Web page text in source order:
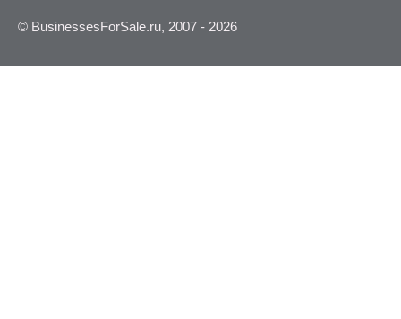
© BusinessesForSale.ru, 2007 - 2026